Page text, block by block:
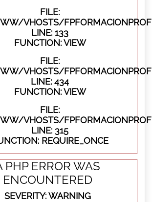
FILE:
VHOSTS/
LINE: 133
FUNCTION: VIEW
FILE:
VHOSTS/
LINE: 434
FUNCTION: VIEW
FILE:
VHOSTS/
LINE: 315
REQUIRE_ONCE
PHP ERROR WAS
ENCOUNTERED
SEVERITY: WARNING